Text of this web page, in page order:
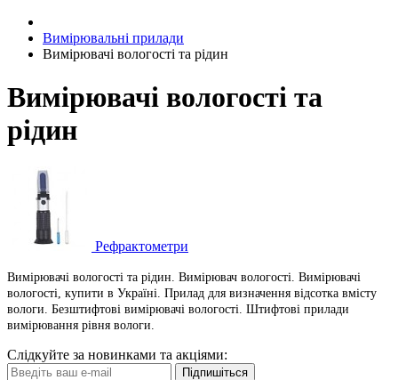
Вимірювальні прилади
Вимірювачі вологості та рідин
Вимірювачі вологості та
рідин
Рефрактометри
Вимірювачі вологості та рідин. Вимірювач вологості. Вимірювачі
вологості, купити в Україні. Прилад для визначення відсотка вмісту
вологи. Безштифтові вимірювачі вологості. Штифтові прилади
вимірювання рівня вологи.
Слідкуйте за новинками та акціями:
Підпишіться